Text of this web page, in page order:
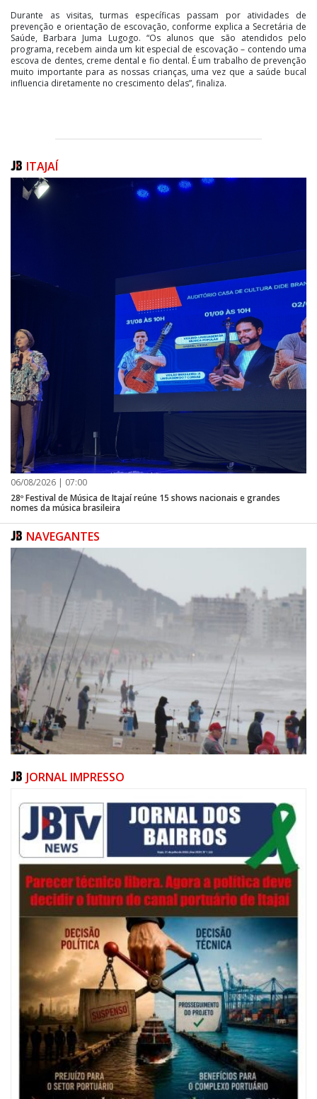
Durante as visitas, turmas específicas passam por atividades de
prevenção e orientação de escovação, conforme explica a Secretária de
Saúde, Barbara Juma Lugogo. “Os alunos que são atendidos pelo
programa, recebem ainda um kit especial de escovação – contendo uma
escova de dentes, creme dental e fio dental. É um trabalho de prevenção
muito importante para as nossas crianças, uma vez que a saúde bucal
influencia diretamente no crescimento delas”, finaliza.
ITAJAÍ
06/08/2026 | 07:00
28º Festival de Música de Itajaí reúne 15 shows nacionais e grandes
nomes da música brasileira
NAVEGANTES
06/08/2026 | 07:00
Festival de Pesca de Praia vai celebrar o aniversário de Navegantes
ITAJAÍ
JORNAL IMPRESSO